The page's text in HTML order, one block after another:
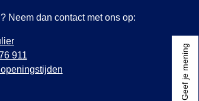
Neem dan contact met ons op:
911
Geef je mening